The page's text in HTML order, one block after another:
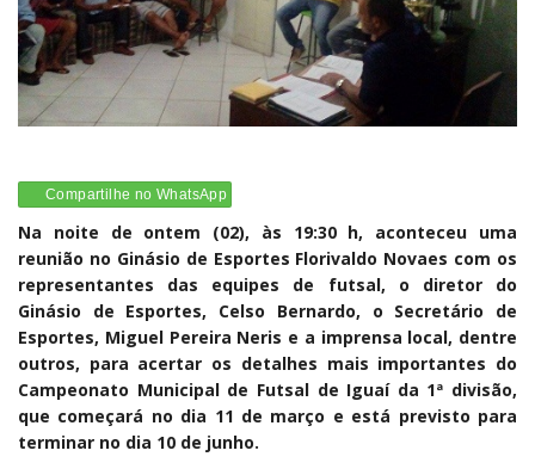
Compartilhe no WhatsApp
Na noite de ontem (02), às 19:30 h, aconteceu uma
reunião no Ginásio de Esportes Florivaldo Novaes com os
representantes das equipes de futsal, o diretor do
Ginásio de Esportes, Celso Bernardo, o Secretário de
Esportes, Miguel Pereira Neris e a imprensa local, dentre
outros, para acertar os detalhes mais importantes do
Campeonato Municipal de Futsal de Iguaí da 1ª divisão,
que começará no dia 11 de março e está previsto para
terminar no dia 10 de junho.